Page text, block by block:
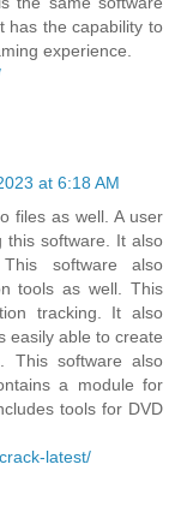
has the capability to
experience.
at 6:18 AM
files as well. A user
this software. It also
software also
tools as well. This
tracking. It also
easily able to create
This software also
a module for
tools for DVD
latest/